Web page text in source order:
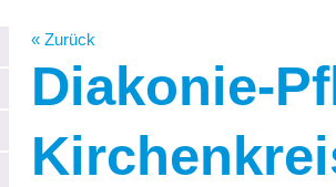
« Zurück
Diakonie-